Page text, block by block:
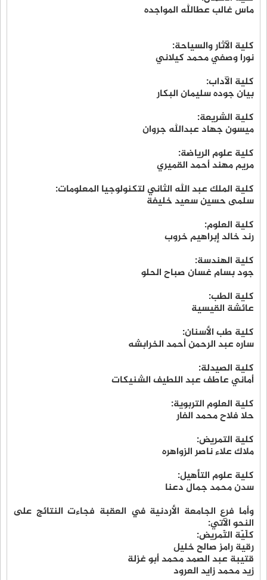
ماس غالب عطالله المواجده
كلية الآثار والسياحة:
نورا وصفي محمد كيلاني
كلية الآداب:
بيان جوده سليمان البكار
كلية الشريعة:
ميسون جهاد عبدالله جروان
كلية علوم الرياضة:
مريم مهند أحمد القميري
كلية الملك عبد الله الثاني لتكنولوجيا المعلومات:
سلمى حسين سعيد خليفة
كلية العلوم:
رند خالد إبراهيم خروب
كلية الهندسة:
جود بسام غسان صباح الحلو
كلية الطب:
عائشة القيسية
كلية طب الأسنان:
ساره عبد الرحمن أحمد الخرابشه
كلية الصيدلة:
أماني عاطف عبد اللطيف الشنيكات
كلية العلوم التربوية:
حلا فلاح محمد الفار
كلية التمريض:
ملاك علاء ناصر الزواهره
كلية علوم التأهيل:
سدن محمد جمال دعنا
وأما فرع الجامعة الأردنية في العقبة فجاءت النتائج على
النحو الآتي:
كلّيّة التّمريض:
رقية رامز صالح خليل
قتيبة عبد الصمد محمد أبو غزلة
زيد محمد زايد العرود